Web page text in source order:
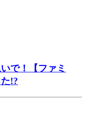
で！【ファミ
!?